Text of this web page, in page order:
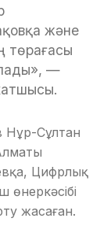
және
төрағасы
—
Нұр-Сұлтан
Цифрлық
жасаған.